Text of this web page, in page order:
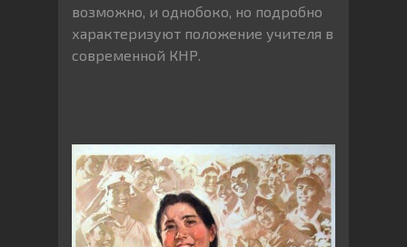
возможно, и однобоко, но подробно
характеризуют положение учителя в
современной КНР.